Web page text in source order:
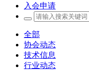
入会申请
全部
协会动态
技术信息
行业动态